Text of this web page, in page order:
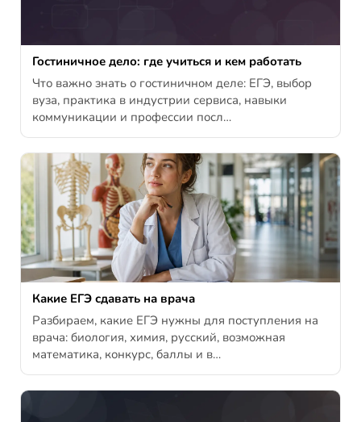
Гостиничное дело: где учиться и кем работать
Что важно знать о гостиничном деле: ЕГЭ, выбор
вуза, практика в индустрии сервиса, навыки
коммуникации и профессии посл…
Какие ЕГЭ сдавать на врача
Разбираем, какие ЕГЭ нужны для поступления на
врача: биология, химия, русский, возможная
математика, конкурс, баллы и в…